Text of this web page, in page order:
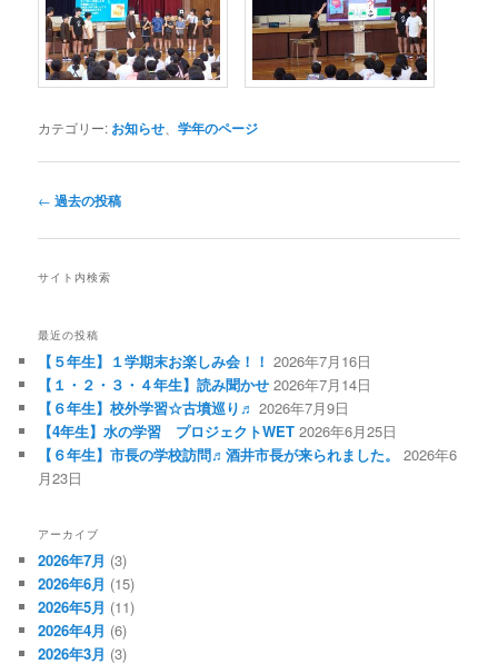
カテゴリー: お知らせ 、学年のページ
投
ナ
ゲ
シ
ョ
ン
← 過去の投稿
サイト内検索
最近の投稿
【５年生】１学期末お楽しみ会！！ 2026年7月16日
【１・２・３・４年生】読み聞かせ 2026年7月14日
【６年生】校外学習☆古墳巡り♬ 2026年7月9日
【4年生】水の学習 プロジェクトWET 2026年6月25日
【６年生】市長の学校訪問♬酒井市長が来られました。
2026年6
月23日
アーカイブ
2026年7月 (3)
2026年6月 (15)
2026年5月 (11)
2026年4月 (6)
2026年3月 (3)